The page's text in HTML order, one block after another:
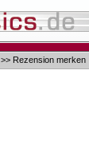
>> Rezension merken